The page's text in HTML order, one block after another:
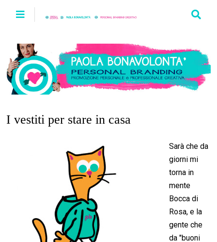
I vestiti per stare in casa
Sarà che da
giorni mi
torna in
mente
Bocca di
Rosa, e la
gente che
da "buoni